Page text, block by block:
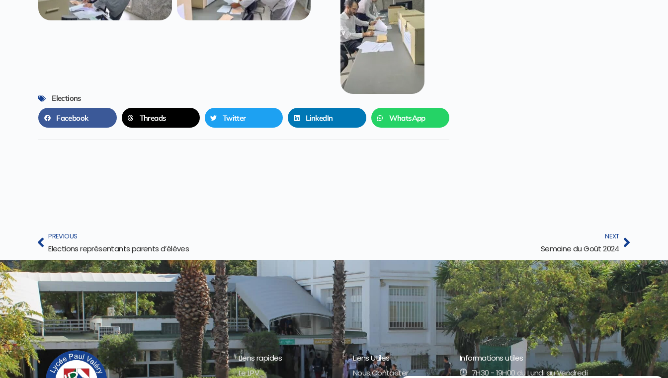
Elections
Facebook Threads Twitter LinkedIn WhatsApp
PREVIOUS
Elections représentants parents d’élèves
NEXT
Semaine du Goût 2024
LIens rapides
Le LPV
Liens Utiles
Nous Contacter
Informations utiles
7H30 - 19H00 du Lundi au Vendredi